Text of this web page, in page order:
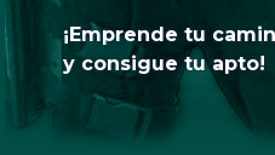
¡Emprende tu
y consigue tu apto!